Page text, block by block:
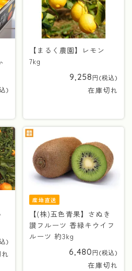
【まるく農園】レモン
7kg
9,258
在庫切れ
産地直送
【(株)五色青果】さぬき
讃フルーツ 香緑キウイフ
ルーツ 約3kg
6,480
在庫切れ